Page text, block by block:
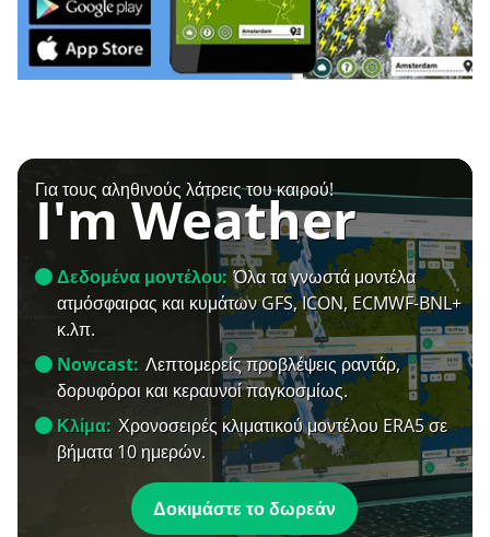
Για τους αληθινούς λάτρεις του καιρού!
I'm Weather
Δεδομένα μοντέλου: Όλα τα γνωστά μοντέλα
ατμόσφαιρας και κυμάτων GFS, ICON, ECMWF-BNL+
κ.λπ.
Nowcast: Λεπτομερείς προβλέψεις ραντάρ,
δορυφόροι και κεραυνοί παγκοσμίως.
Κλίμα: Χρονοσειρές κλιματικού μοντέλου ERA5 σε
βήματα 10 ημερών.
Δοκιμάστε το δωρεάν